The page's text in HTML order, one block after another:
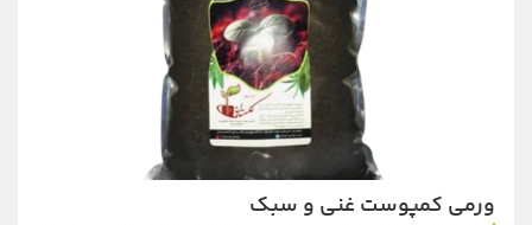
ورمی کمپوست غنی و سبک